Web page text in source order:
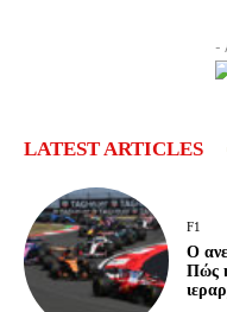
-
LATEST ARTICLES
F1
Ο
Πώς